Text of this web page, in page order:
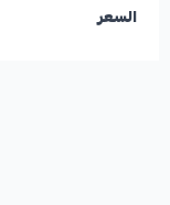
السعر